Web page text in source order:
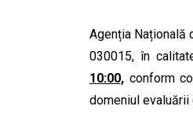
Agenția Națională
030015, în
10:00, conform
domeniul evaluării